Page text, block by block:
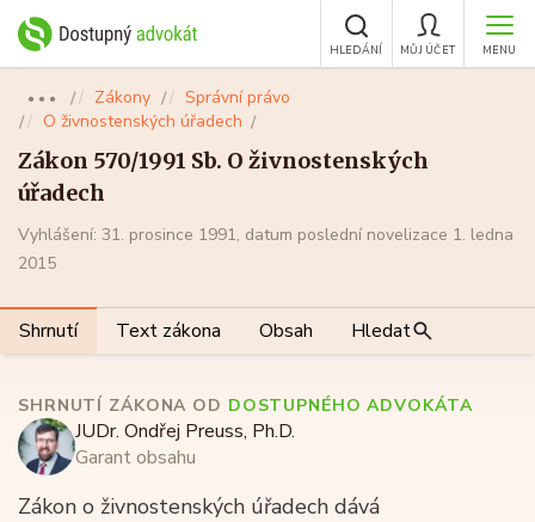
MENU
MŮJ ÚČET
HLEDÁNÍ
●●● Zákony
Správní právo
O živnostenských úřadech
Zákon 570/1991 Sb. O živnostenských
úřadech
Vyhlášení: 31. prosince 1991, datum poslední novelizace 1. ledna
2015
Shrnutí Text zákona Obsah Hledat
SHRNUTÍ ZÁKONA OD DOSTUPNÉHO ADVOKÁTA
JUDr. Ondřej Preuss, Ph.D.
Garant obsahu
Zákon o živnostenských úřadech dává